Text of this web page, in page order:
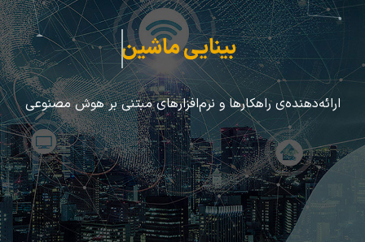
پردازش تصویر
ارائه‌دهنده‌ی راهکارها و نرم‌افزارهای مبتنی بر هوش مصنوعی